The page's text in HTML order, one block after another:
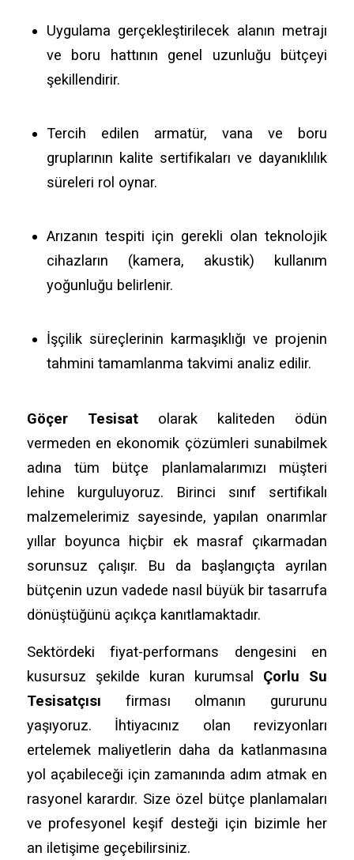
Uygulama gerçekleştirilecek alanın metrajı
ve boru hattının genel uzunluğu bütçeyi
şekillendirir.
Tercih edilen armatür, vana ve boru
gruplarının kalite sertifikaları ve dayanıklılık
süreleri rol oynar.
Arızanın tespiti için gerekli olan teknolojik
cihazların (kamera, akustik) kullanım
yoğunluğu belirlenir.
İşçilik süreçlerinin karmaşıklığı ve projenin
tahmini tamamlanma takvimi analiz edilir.
Göçer Tesisatolarak kaliteden ödün
vermeden en ekonomik çözümleri sunabilmek
adına tüm bütçe planlamalarımızı müşteri
lehine kurguluyoruz. Birinci sınıf sertifikalı
malzemelerimiz sayesinde, yapılan onarımlar
yıllar boyunca hiçbir ek masraf çıkarmadan
sorunsuz çalışır. Bu da başlangıçta ayrılan
bütçenin uzun vadede nasıl büyük bir tasarrufa
dönüştüğünü açıkça kanıtlamaktadır.
Sektördeki fiyat-performans dengesini en
kusursuz şekilde kuran kurumsal Çorlu Su
Tesisatçısı firması olmanın gururunu
yaşıyoruz. İhtiyacınız olan revizyonları
ertelemek maliyetlerin daha da katlanmasına
yol açabileceği için zamanında adım atmak en
rasyonel karardır. Size özel bütçe planlamaları
ve profesyonel keşif desteği için bizimle her
an iletişime geçebilirsiniz.